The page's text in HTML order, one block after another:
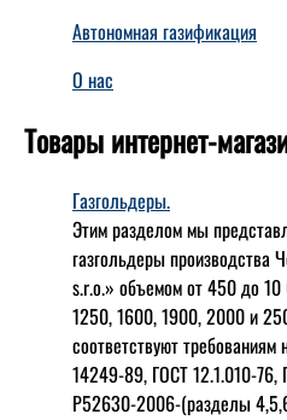
Автономная газификация
О нас
Товары интернет-
Газгольдеры.
Этим разделом мы
газгольдеры производства
s.r.o.» объемом от 450 до
1250, 1600, 1900, 2000 и
соответствуют
14249-89, ГОСТ 12.1.010-
Р52630-2006-(разделы